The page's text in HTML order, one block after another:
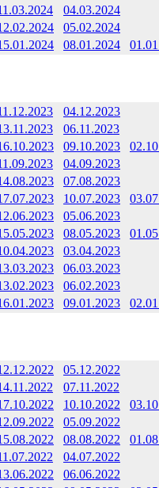
04.03.2024
05.02.2024
08.01.2024
04.12.2023
06.11.2023
09.10.2023
04.09.2023
07.08.2023
10.07.2023
05.06.2023
08.05.2023
03.04.2023
06.03.2023
06.02.2023
09.01.2023
05.12.2022
07.11.2022
10.10.2022
05.09.2022
08.08.2022
04.07.2022
06.06.2022